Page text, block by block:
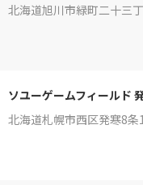
北海道旭川市緑町二十三
ソユーゲームフィールド
北海道札幌市西区発寒8